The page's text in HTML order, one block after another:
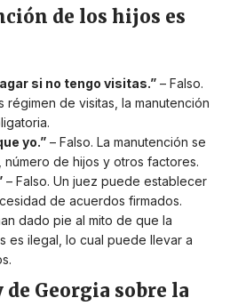
de los hijos es
si no tengo visitas.” – Falso.
régimen de visitas, la manutención
yo.” – Falso. La manutención se
número de hijos y otros factores.
– Falso. Un juez puede establecer
de acuerdos firmados.
dado pie al mito de que la
es ilegal, lo cual puede llevar a
de Georgia sobre la